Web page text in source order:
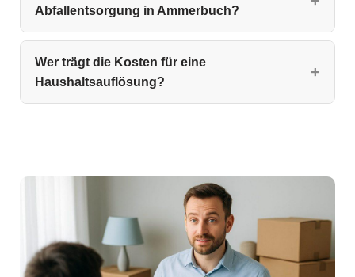
Abfallentsorgung in Ammerbuch?
Wer trägt die Kosten für eine
Haushaltsauflösung?